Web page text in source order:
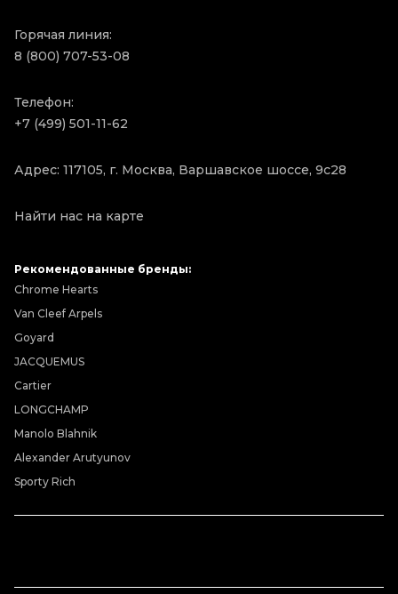
Горячая линия:
8 (800) 707-53-08
Телефон:
+7 (499) 501-11-62
Адрес: 117105, г. Москва, Варшавское шоссе, 9с28
Найти нас на карте
Рекомендованные бренды:
Chrome Hearts
Van Cleef Arpels
Goyard
JACQUEMUS
Cartier
LONGCHAMP
Manolo Blahnik
Alexander Arutyunov
Sporty Rich